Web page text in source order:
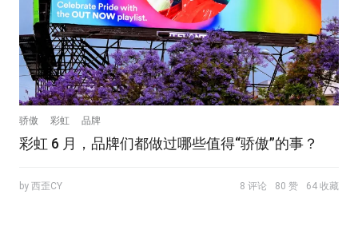
骄傲 彩虹 品牌
彩虹 6 月，品牌们都做过哪些值得“骄傲”的事？
by 西歪CY 8 评论 80 赞 64 收藏